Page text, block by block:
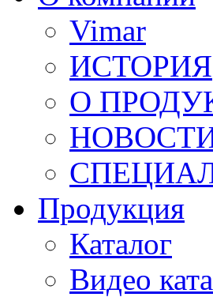
Vimar
ИСТОРИЯ
О
Продукция
Каталог
Видео